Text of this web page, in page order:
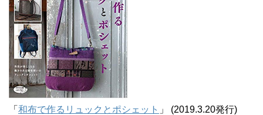
「 和布で作るリュックとポシェット 」 (2019.3.20発行)